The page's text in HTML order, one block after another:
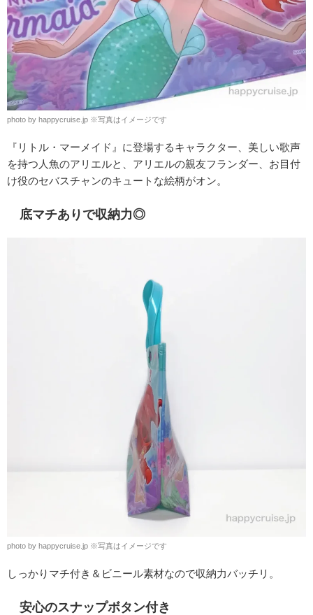
photo by happycruise.jp ※写真はイメージです
『リトル・マーメイド』に登場するキャラクター、美しい歌声
を持つ人魚のアリエルと、アリエルの親友フランダー、お目付
け役のセバスチャンのキュートな絵柄がオン。
底マチありで収納力◎
photo by happycruise.jp ※写真はイメージです
しっかりマチ付き＆ビニール素材なので収納力バッチリ。
安心のスナップボタン付き